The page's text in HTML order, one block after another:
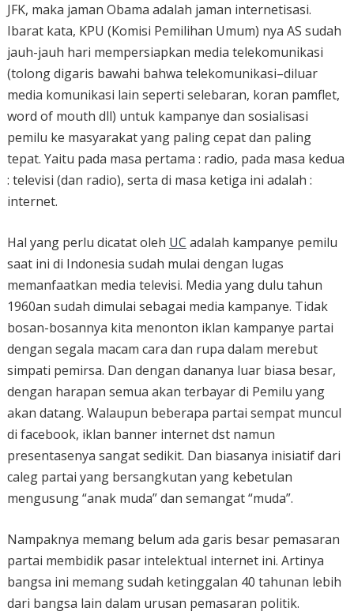
JFK, maka jaman Obama adalah jaman internetisasi.
Ibarat kata, KPU (Komisi Pemilihan Umum) nya AS sudah
jauh-jauh hari mempersiapkan media telekomunikasi
(tolong digaris bawahi bahwa telekomunikasi–diluar
media komunikasi lain seperti selebaran, koran pamflet,
word of mouth dll) untuk kampanye dan sosialisasi
pemilu ke masyarakat yang paling cepat dan paling
tepat. Yaitu pada masa pertama : radio, pada masa kedua
: televisi (dan radio), serta di masa ketiga ini adalah :
internet.
Hal yang perlu dicatat oleh UC adalah kampanye pemilu
saat ini di Indonesia sudah mulai dengan lugas
memanfaatkan media televisi. Media yang dulu tahun
1960an sudah dimulai sebagai media kampanye. Tidak
bosan-bosannya kita menonton iklan kampanye partai
dengan segala macam cara dan rupa dalam merebut
simpati pemirsa. Dan dengan dananya luar biasa besar,
dengan harapan semua akan terbayar di Pemilu yang
akan datang. Walaupun beberapa partai sempat muncul
di facebook, iklan banner internet dst namun
presentasenya sangat sedikit. Dan biasanya inisiatif dari
caleg partai yang bersangkutan yang kebetulan
mengusung “anak muda” dan semangat “muda”.
Nampaknya memang belum ada garis besar pemasaran
partai membidik pasar intelektual internet ini. Artinya
bangsa ini memang sudah ketinggalan 40 tahunan lebih
dari bangsa lain dalam urusan pemasaran politik.